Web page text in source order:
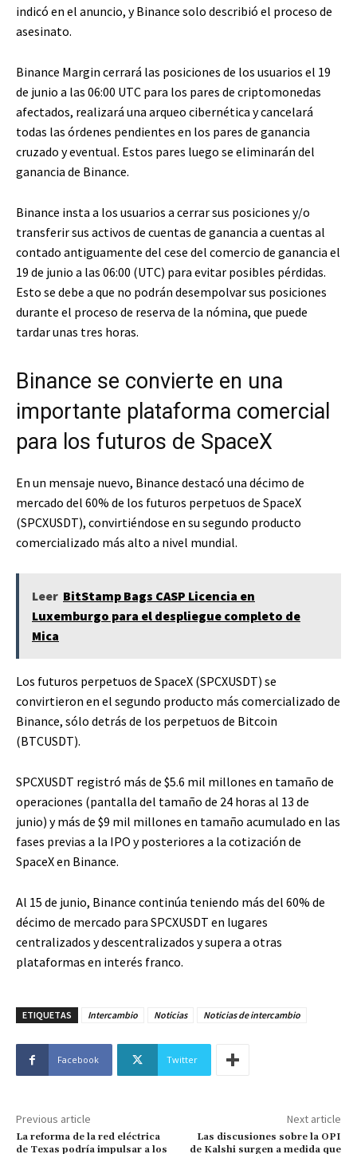
indicó en el anuncio, y Binance solo describió el proceso de
asesinato.
Binance Margin cerrará las posiciones de los usuarios el 19
de junio a las 06:00 UTC para los pares de criptomonedas
afectados, realizará una arqueo cibernética y cancelará
todas las órdenes pendientes en los pares de ganancia
cruzado y eventual. Estos pares luego se eliminarán del
ganancia de Binance.
Binance insta a los usuarios a cerrar sus posiciones y/o
transferir sus activos de cuentas de ganancia a cuentas al
contado antiguamente del cese del comercio de ganancia el
19 de junio a las 06:00 (UTC) para evitar posibles pérdidas.
Esto se debe a que no podrán desempolvar sus posiciones
durante el proceso de reserva de la nómina, que puede
tardar unas tres horas.
Binance se convierte en una
importante plataforma comercial
para los futuros de SpaceX
En un mensaje nuevo, Binance destacó una décimo de
mercado del 60% de los futuros perpetuos de SpaceX
(SPCXUSDT), convirtiéndose en su segundo producto
comercializado más alto a nivel mundial.
Leer BitStamp Bags CASP Licencia en
Luxemburgo para el despliegue completo de
Mica
Los futuros perpetuos de SpaceX (SPCXUSDT) se
convirtieron en el segundo producto más comercializado de
Binance, sólo detrás de los perpetuos de Bitcoin
(BTCUSDT).
SPCXUSDT registró más de $5.6 mil millones en tamaño de
operaciones (pantalla del tamaño de 24 horas al 13 de
junio) y más de $9 mil millones en tamaño acumulado en las
fases previas a la IPO y posteriores a la cotización de
SpaceX en Binance.
Al 15 de junio, Binance continúa teniendo más del 60% de
décimo de mercado para SPCXUSDT en lugares
centralizados y descentralizados y supera a otras
plataformas en interés franco.
ETIQUETAS Intercambio Noticias Noticias de intercambio
Facebook Twitter
Previous article
La reforma de la red eléctrica
de Texas podría impulsar a los
Next article
Las discusiones sobre la OPI
de Kalshi surgen a medida que